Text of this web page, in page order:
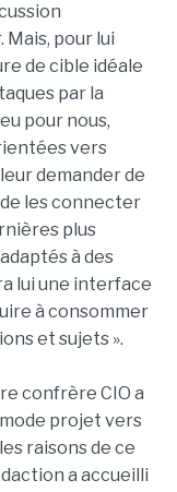
pour lui
de cible idéale
par la
pour nous,
vers
demander de
les connecter
plus
à des
lui une interface
à consommer
et sujets ».
confrère CIO a
projet vers
raisons de ce
a accueilli